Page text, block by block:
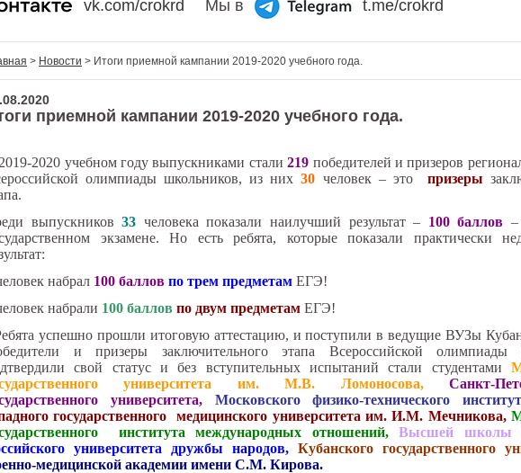
vk.com/crokrd Мы в t.me/crokrd
> Новости > Итоги приемной кампании 2019-2020 учебного года.
приемной кампании 2019-2020 учебного года.
2020 учебном году выпускниками стали219 победителей и призеров
олимпиады школьников, из них30 человек – это призеры
выпускников33 человека показали наилучший результат – 100 баллов
экзамене. Но есть ребята, которые показали практически
набрал 100 баллов по трем предметам ЕГЭ!
набрали 100 баллов по двум предметам ЕГЭ!
успешно прошли итоговую аттестацию, и поступили в ведущие ВУЗы
и призеры заключительного этапа Всероссийской олимпиады
свой статус и без вступительных испытаний стали студентами
университета им. М.В. Ломоносова,
Санкт-
университета, Московского физико-технического
государственного медицинского университета им. И.М. Мечникова,
института международных отношений,
Высшей школы
университета дружбы народов, Кубанского государственного
медицинской академии имени С.М. Кирова.